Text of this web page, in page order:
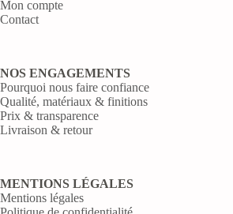
Mon compte
Contact
NOS ENGAGEMENTS
Pourquoi nous faire confiance
Qualité, matériaux & finitions
Prix & transparence
Livraison & retour
MENTIONS LÉGALES
Mentions légales